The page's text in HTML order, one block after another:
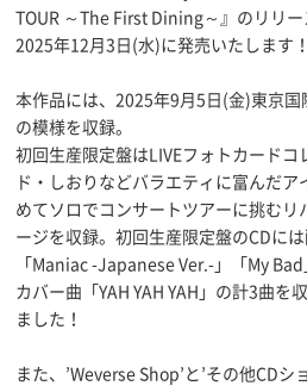
TOUR ～The First Dining～』のリリー
2025年12月3日(水)に発売いたします！
本作品には、2025年9月5日(金)東京
の模様を収録。
初回生産限定盤はLIVEフォトカードコ
ド・しおりなどバラエティに富んだ
めてソロでコンサートツアーに挑むリ
ージを収録。初回生産限定盤のCDに
「Maniac -Japanese Ver.-」「My
カバー曲「YAH YAH YAH」の計3曲を
ました！
また、’Weverse Shop’と’その他CDシ